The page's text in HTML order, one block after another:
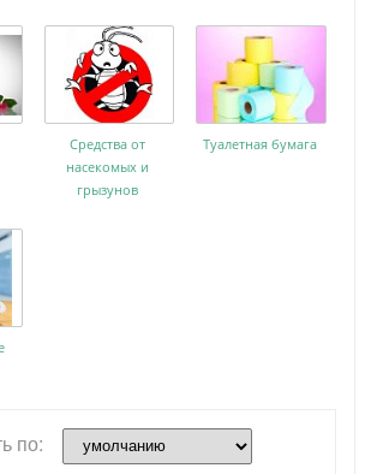
Средства от
насекомых и
грызунов
Туалетная бумага
по: